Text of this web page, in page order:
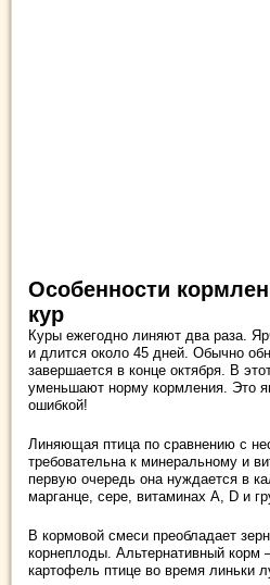
Особенности
кур
Куры ежегодно линяют два раза.
и длится около 45 дней. Обычно
завершается в конце октября. В
уменьшают норму кормления. Это
ошибкой!
Линяющая птица по сравнению с
требовательна к минеральному и
первую очередь она нуждается в
марганце, сере, витаминах А, D и
В кормовой смеси преобладает
корнеплоды. Альтернативный корм
картофель птице во время линьки